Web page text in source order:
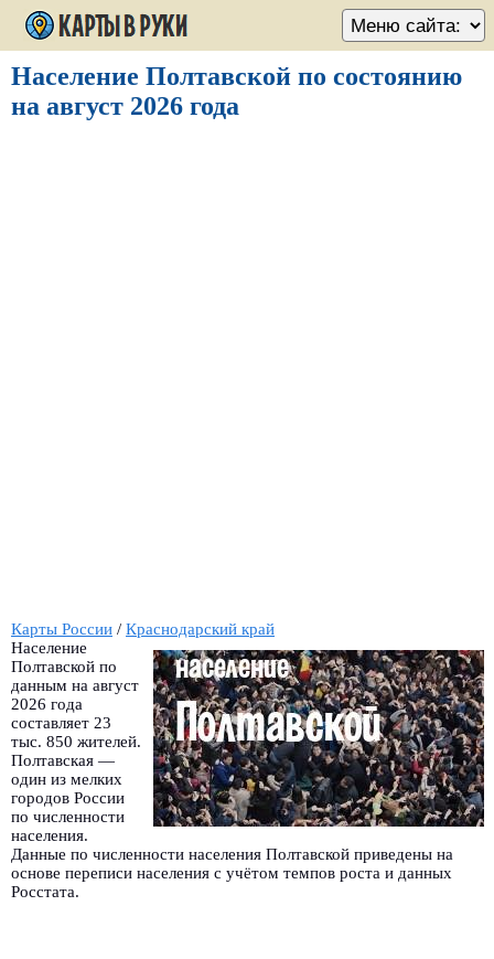
Население Полтавской по состоянию
на август 2026 года
Карты России / Краснодарский край
Население
Полтавской по
данным на август
2026 года
составляет 23
тыс. 850 жителей.
Полтавская —
один из мелких
городов России
по численности
населения.
Данные по численности населения Полтавской приведены на
основе переписи населения с учётом темпов роста и данных
Росстата.